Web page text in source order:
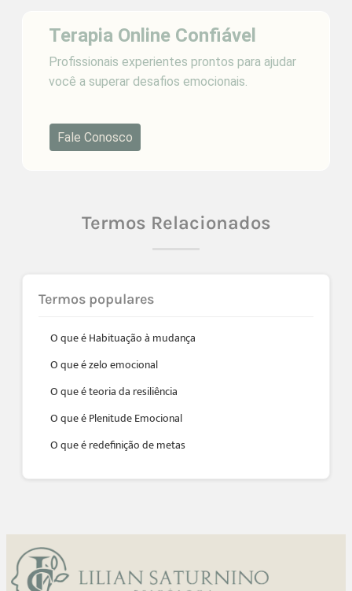
Terapia Online Confiável
Profissionais experientes prontos para ajudar
você a superar desafios emocionais.
Fale Conosco
Termos Relacionados
Termos populares
O que é Habituação à mudança
O que é zelo emocional
O que é teoria da resiliência
O que é Plenitude Emocional
O que é redefinição de metas